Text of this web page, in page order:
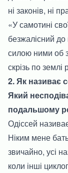
ні законів, ні
«У самотині
безжалісний
силою ними об
скрізь по землі
2. Як називає
Який
подальшому
Одіссей
Ніким мене
звичайно, усі
коли інші